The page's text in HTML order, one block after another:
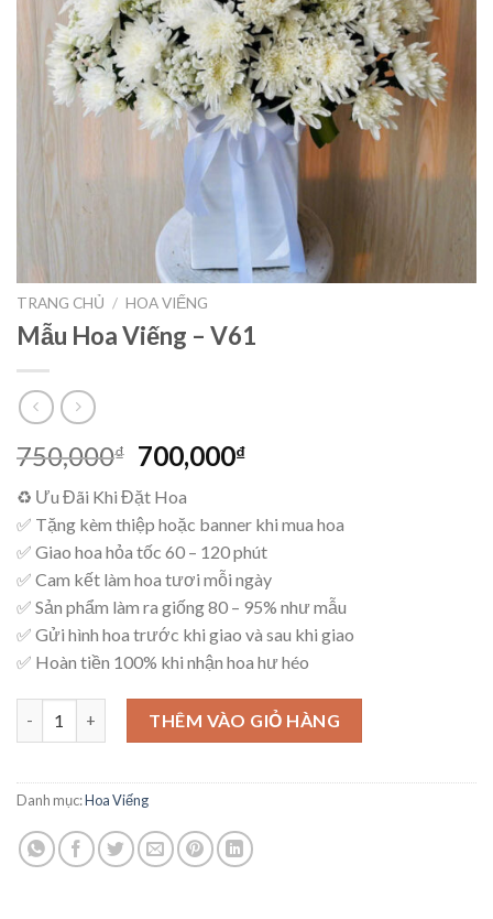
TRANG CHỦ / HOA VIẾNG
Mẫu Hoa Viếng – V61
750,000₫ Giá
là:
750,000₫.
700,000₫Giá
là:
700,000₫.
♻ Ưu Đãi Khi Đặt Hoa
✅ Tặng kèm thiệp hoặc banner khi mua hoa
✅ Giao hoa hỏa tốc 60 – 120 phút
✅ Cam kết làm hoa tươi mỗi ngày
✅ Sản phẩm làm ra giống 80 – 95% như mẫu
✅ Gửi hình hoa trước khi giao và sau khi giao
✅ Hoàn tiền 100% khi nhận hoa hư héo
Mẫu Hoa Viếng – V61 số lượngTHÊM VÀO GIỎ HÀNG
Danh mục:Hoa Viếng